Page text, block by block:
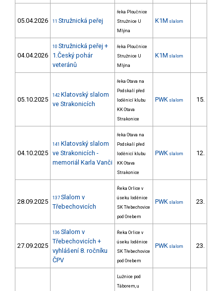
05.04.2026 11 Stružnická peřej
řeka Ploučnice
Stružnice U
Mlýna
K1M slalom
04.04.2026
10 Stružnická peřej +
1.Český pohár
veteránů
řeka Ploučnice
Stružnice U
Mlýna
K1M slalom
05.10.2025
142 Klatovský slalom
ve Strakonicích
řeka Otava na
Podskalí před
loděnicí klubu
KK Otava
Strakonice
PWK slalom 15.
04.10.2025
141 Klatovský slalom
ve Strakonicích -
memoriál Karla Vanči
řeka Otava na
Podskalí před
loděnicí klubu
KK Otava
Strakonice
PWK slalom 12.
28.09.2025 137 Slalom v
Třebechovicích
Řeka Orlice v
úseku loděnice
SK Třebechovice
pod Orebem
PWK slalom 23.
27.09.2025
136 Slalom v
Třebechovicích +
vyhlášení 8. ročníku
ČPV
Řeka Orlice v
úseku loděnice
SK Třebechovice
pod Orebem
PWK slalom 23.
Lužnice pod
Táborem, u